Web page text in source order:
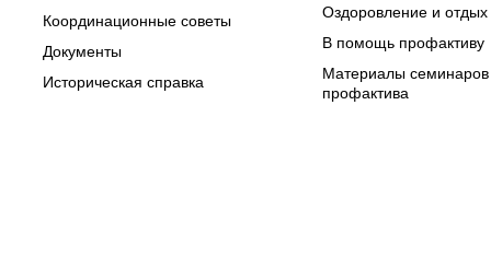
Координационные советы
Документы
Историческая справка
Оздоровление и отдых
В помощь профактиву
Материалы
профактива